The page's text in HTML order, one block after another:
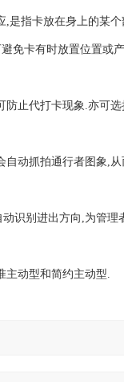
指卡放在身上的某
免卡有时放置位置或
止代打卡现象.亦可选
动抓拍通行者图象,
识别进出方向,为管理
动型和简约主动型.